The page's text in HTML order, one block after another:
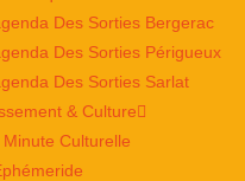
Des Sorties Bergerac
Des Sorties Périgueux
Des Sorties Sarlat
& Culture
Minute Culturelle